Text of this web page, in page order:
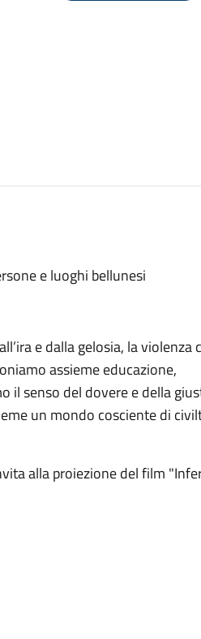
e luoghi bellunesi
e dalla gelosia, la violenza
assieme educazione,
il senso del dovere e della
un mondo cosciente di
alla proiezione del film